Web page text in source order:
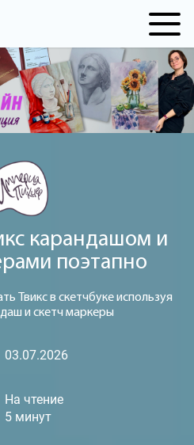
карандашом и
поэтапно
Твикс в скетчбуке используя
и скетч маркеры
03.07.2026
На чтение
5 минут